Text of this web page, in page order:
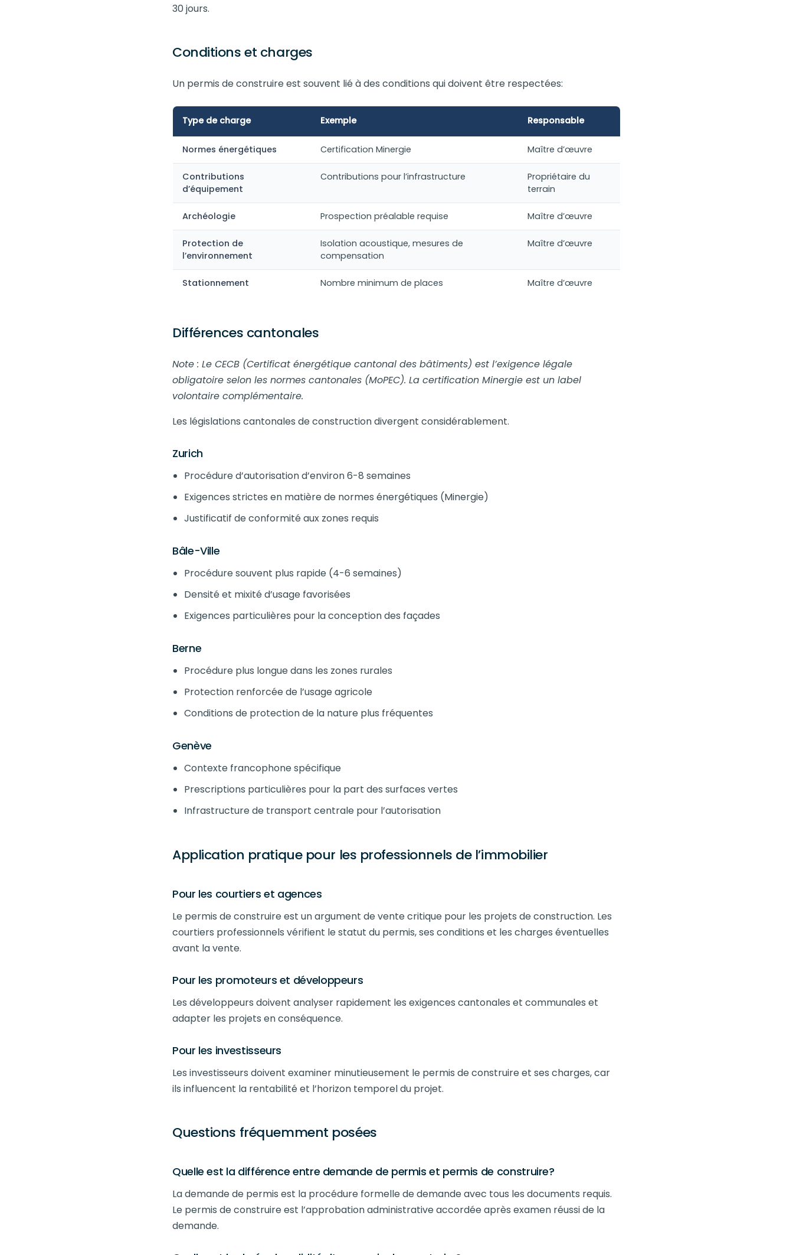
30 jours.
Conditions et charges
Un permis de construire est souvent lié à des conditions qui doivent être respectées:
Type de charge Exemple Responsable
Normes énergétiques Certification Minergie Maître d’œuvre
Contributions
d’équipement
Contributions pour l’infrastructure
Propriétaire du
terrain
Archéologie Prospection préalable requise Maître d’œuvre
Protection de
l’environnement
Isolation acoustique, mesures de
compensation
Maître d’œuvre
Stationnement Nombre minimum de places Maître d’œuvre
Différences cantonales
Note : Le CECB (Certificat énergétique cantonal des bâtiments) est l’exigence légale
obligatoire selon les normes cantonales (MoPEC). La certification Minergie est un label
volontaire complémentaire.
Les législations cantonales de construction divergent considérablement.
Zurich
Procédure d’autorisation d’environ 6-8 semaines
Exigences strictes en matière de normes énergétiques (Minergie)
Justificatif de conformité aux zones requis
Bâle-Ville
Procédure souvent plus rapide (4-6 semaines)
Densité et mixité d’usage favorisées
Exigences particulières pour la conception des façades
Berne
Procédure plus longue dans les zones rurales
Protection renforcée de l’usage agricole
Conditions de protection de la nature plus fréquentes
Genève
Contexte francophone spécifique
Prescriptions particulières pour la part des surfaces vertes
Infrastructure de transport centrale pour l’autorisation
Application pratique pour les professionnels de l’immobilier
Pour les courtiers et agences
Le permis de construire est un argument de vente critique pour les projets de construction. Les
courtiers professionnels vérifient le statut du permis, ses conditions et les charges éventuelles
avant la vente.
Pour les promoteurs et développeurs
Les développeurs doivent analyser rapidement les exigences cantonales et communales et
adapter les projets en conséquence.
Pour les investisseurs
Les investisseurs doivent examiner minutieusement le permis de construire et ses charges, car
ils influencent la rentabilité et l’horizon temporel du projet.
Questions fréquemment posées
Quelle est la différence entre demande de permis et permis de construire?
La demande de permis est la procédure formelle de demande avec tous les documents requis.
Le permis de construire est l’approbation administrative accordée après examen réussi de la
demande.